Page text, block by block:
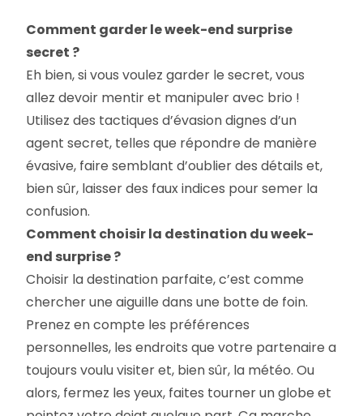
Comment garder le week-end surprise
secret ?
Eh bien, si vous voulez garder le secret, vous
allez devoir mentir et manipuler avec brio !
Utilisez des tactiques d’évasion dignes d’un
agent secret, telles que répondre de manière
évasive, faire semblant d’oublier des détails et,
bien sûr, laisser des faux indices pour semer la
confusion.
Comment choisir la destination du week-
end surprise ?
Choisir la destination parfaite, c’est comme
chercher une aiguille dans une botte de foin.
Prenez en compte les préférences
personnelles, les endroits que votre partenaire a
toujours voulu visiter et, bien sûr, la météo. Ou
alors, fermez les yeux, faites tourner un globe et